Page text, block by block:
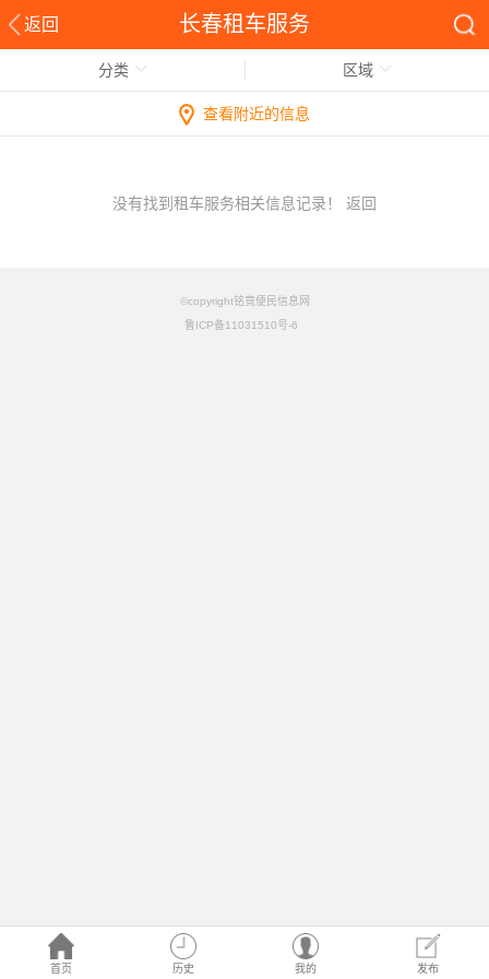
返回 长春租车服务
首页 历史 我的 发布
分类 区域
查看附近的信息
没有找到租车服务相关信息记录！ 返回
©copyright铭竟便民信息网
鲁ICP备11031510号-6